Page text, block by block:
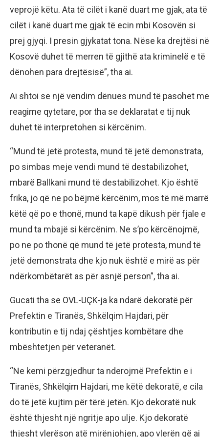
veprojë këtu. Ata të cilët i kanë duart me gjak, ata të
cilët i kanë duart me gjak të ecin mbi Kosovën si
prej gjyqi. I presin gjykatat tona. Nëse ka drejtësi në
Kosovë duhet të merren të gjithë ata kriminelë e të
dënohen para drejtësisë”, tha ai.
Ai shtoi se një vendim dënues mund të pasohet me
reagime qytetare, por tha se deklaratat e tij nuk
duhet të interpretohen si kërcënim.
“Mund të jetë protesta, mund të jetë demonstrata,
po simbas meje vendi mund të destabilizohet,
mbarë Ballkani mund të destabilizohet. Kjo është
frika, jo që ne po bëjmë kërcënim, mos të më marrë
këtë që po e thonë, mund ta kapë dikush për fjale e
mund ta mbajë si kërcënim. Ne s’po kërcënojmë,
po ne po thonë që mund të jetë protesta, mund të
jetë demonstrata dhe kjo nuk është e mirë as për
ndërkombëtarët as për asnjë person”, tha ai.
Gucati tha se OVL-UÇK-ja ka ndarë dekoratë për
Prefektin e Tiranës, Shkëlqim Hajdari, për
kontributin e tij ndaj çështjes kombëtare dhe
mbështetjen për veteranët.
“Ne kemi përzgjedhur ta nderojmë Prefektin e i
Tiranës, Shkëlqim Hajdari, me këtë dekoratë, e cila
do të jetë kujtim për tërë jetën. Kjo dekoratë nuk
është thjesht një ngritje apo ulje. Kjo dekoratë
thjesht vlerëson atë mirënjohjen, apo vlerën që ai